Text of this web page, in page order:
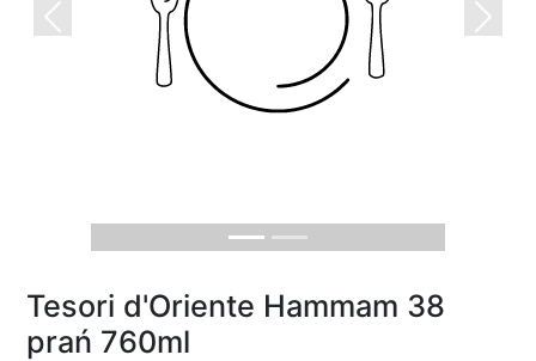
Previous Next
Tesori d'Oriente Hammam 38
prań 760ml